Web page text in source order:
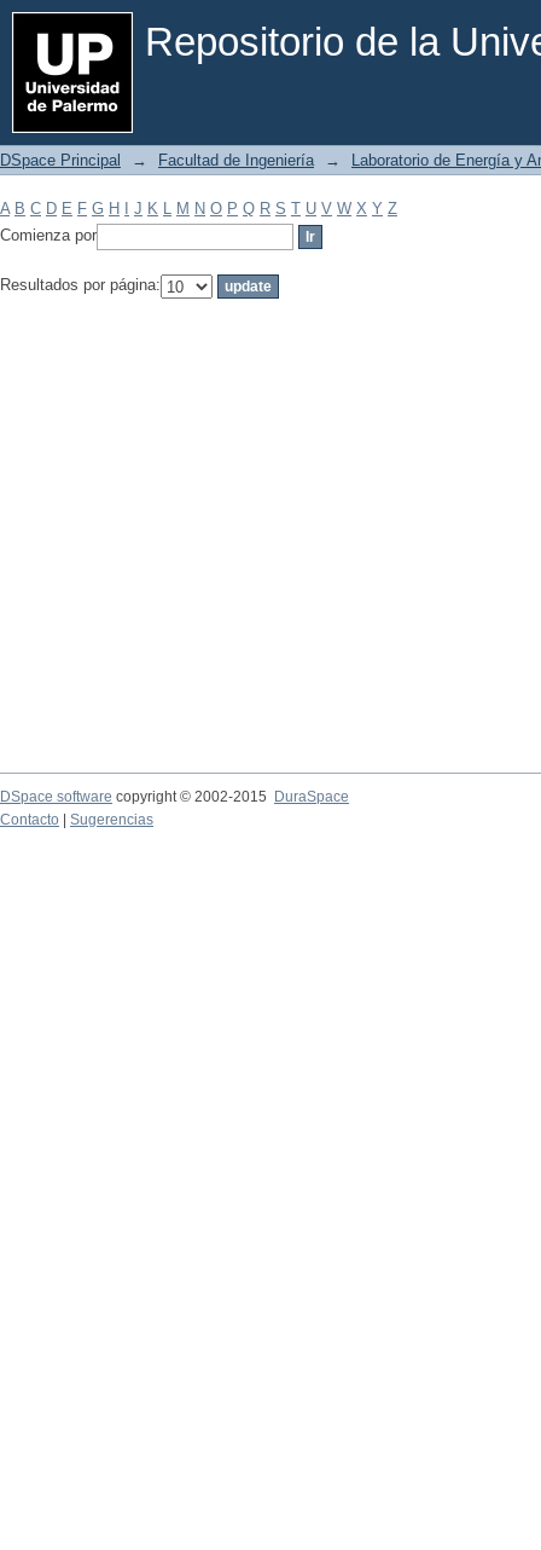
Repositorio de la
Filtrar por: Materia
DSpace Principal → Facultad de Ingeniería → Laboratorio de Energía y
A B C D E F G H J K L M N O P Q R S T U V W X Y Z
Comienza por
Resultados por página:
DSpace software copyright © 2002-2015
DuraSpace
Contacto
Sugerencias